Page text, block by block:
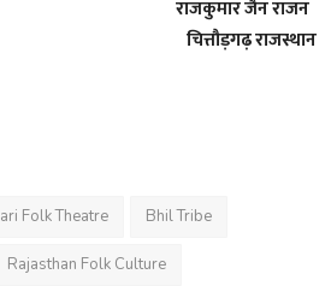
राजकुमार जैन राजन
चित्तौड़गढ़ राजस्थान
Folk Theatre Bhil Tribe
Rajasthan Folk Culture